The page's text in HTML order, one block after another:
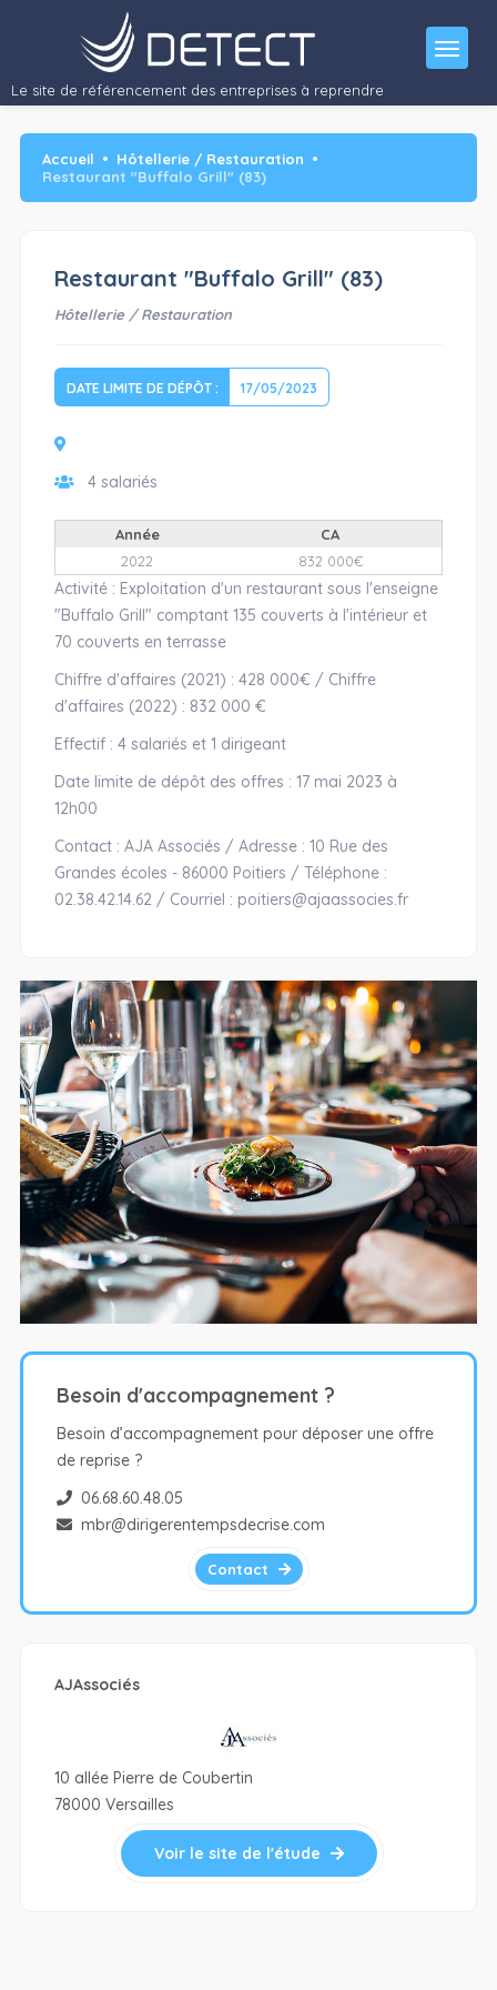
Le site de référencement des entreprises à reprendre
Accueil
Hôtellerie / Restauration
Restaurant "Buffalo Grill" (83)
Restaurant "Buffalo Grill" (83)
Hôtellerie / Restauration
DATE LIMITE DE DÉPÔT : 17/05/2023
4 salariés
Année
CA
2022
832 000€
Activité : Exploitation d'un restaurant sous l'enseigne
"Buffalo Grill" comptant 135 couverts à l'intérieur et
70 couverts en terrasse
Chiffre d'affaires (2021) : 428 000€ / Chiffre
d'affaires (2022) : 832 000 €
Effectif : 4 salariés et 1 dirigeant
Date limite de dépôt des offres : 17 mai 2023 à
12h00
Contact : AJA Associés / Adresse : 10 Rue des
Grandes écoles - 86000 Poitiers / Téléphone :
02.38.42.14.62 / Courriel : poitiers@ajaassocies.fr
Besoin d'accompagnement ?
Besoin d’accompagnement pour déposer une offre
de reprise ?
06.68.60.48.05
mbr@dirigerentempsdecrise.com
Contact
AJAssociés
10 allée Pierre de Coubertin
78000 Versailles
Voir le site de l'étude